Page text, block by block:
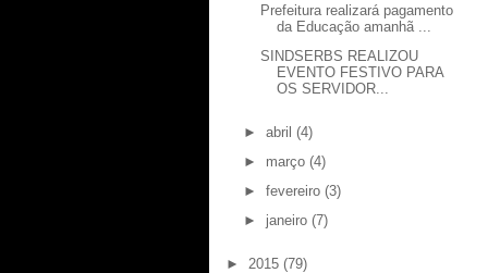
Prefeitura realizará pagamento
da Educação amanhã ...
SINDSERBS REALIZOU
EVENTO FESTIVO PARA
OS SERVIDOR...
► abril (4)
► março (4)
► fevereiro (3)
► janeiro (7)
► 2015 (79)